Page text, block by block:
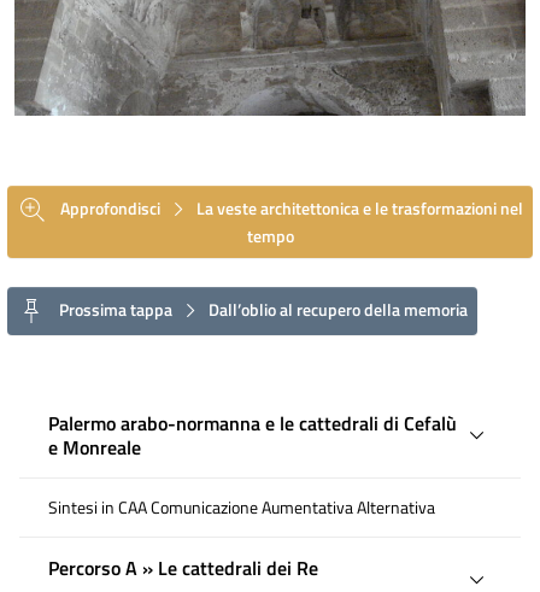
Approfondisci
La veste architettonica e le trasformazioni nel
tempo
Prossima tappa Dall’oblio al recupero della memoria
Palermo arabo-normanna e le cattedrali di Cefalù
e Monreale
Sintesi in CAA Comunicazione Aumentativa Alternativa
Percorso A » Le cattedrali dei Re